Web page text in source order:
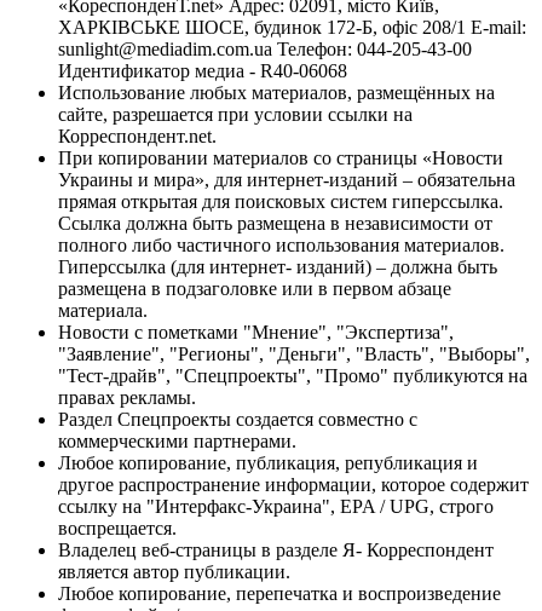
«КореспонденТ.net» Адрес: 02091, місто Київ,
ХАРКІВСЬКЕ ШОСЕ, будинок 172-Б, офіс 208/1 E-mail:
sunlight@mediadim.com.ua Телефон: 044-205-43-00
Идентификатор медиа - R40-06068
Использование любых материалов, размещённых на
сайте, разрешается при условии ссылки на
Корреспондент.net.
При копировании материалов со страницы «Новости
Украины и мира», для интернет-изданий – обязательна
прямая открытая для поисковых систем гиперссылка.
Ссылка должна быть размещена в независимости от
полного либо частичного использования материалов.
Гиперссылка (для интернет- изданий) – должна быть
размещена в подзаголовке или в первом абзаце
материала.
Новости с пометками "Мнение", "Экспертиза",
"Заявление", "Регионы", "Деньги", "Власть", "Выборы",
"Тест-драйв", "Спецпроекты", "Промо" публикуются на
правах рекламы.
Раздел Спецпроекты создается совместно с
коммерческими партнерами.
Любое копирование, публикация, републикация и
другое распространение информации, которое содержит
ссылку на "Интерфакс-Украина", EPA / UPG, строго
воспрещается.
Владелец веб-страницы в разделе Я- Корреспондент
является автор публикации.
Любое копирование, перепечатка и воспроизведение